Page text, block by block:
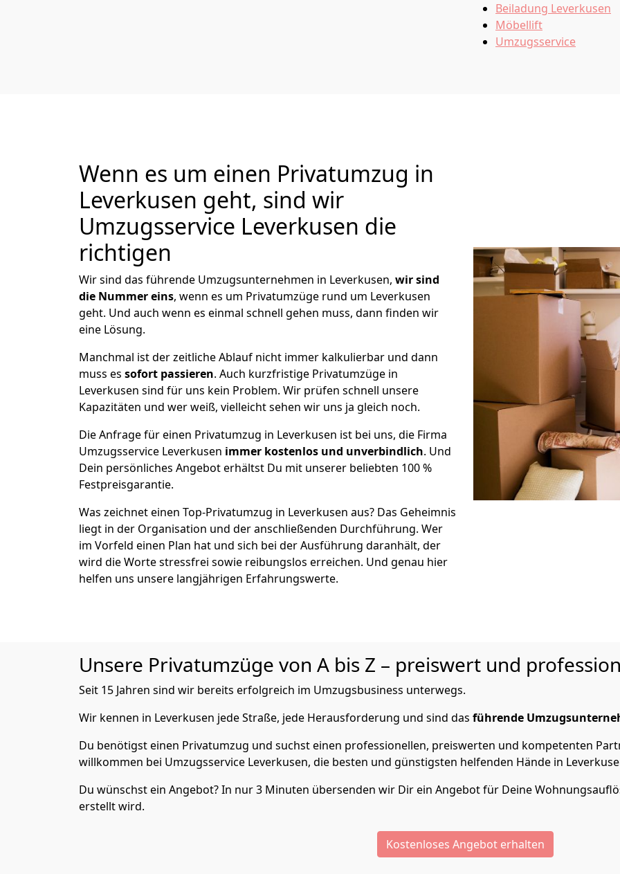
Beiladung Leverkusen
Möbellift
Umzugsservice
Wenn es um einen Privatumzug in
Leverkusen geht, sind wir
Umzugsservice Leverkusen die
richtigen
Wir sind das führende Umzugsunternehmen in Leverkusen, wir sind
die Nummer eins, wenn es um Privatumzüge rund um Leverkusen
geht. Und auch wenn es einmal schnell gehen muss, dann finden wir
eine Lösung.
Manchmal ist der zeitliche Ablauf nicht immer kalkulierbar und dann
muss es sofort passieren. Auch kurzfristige Privatumzüge in
Leverkusen sind für uns kein Problem. Wir prüfen schnell unsere
Kapazitäten und wer weiß, vielleicht sehen wir uns ja gleich noch.
Die Anfrage für einen Privatumzug in Leverkusen ist bei uns, die Firma
Umzugsservice Leverkusen immer kostenlos und unverbindlich. Und
Dein persönliches Angebot erhältst Du mit unserer beliebten 100 %
Festpreisgarantie.
Was zeichnet einen Top-Privatumzug in Leverkusen aus? Das Geheimnis
liegt in der Organisation und der anschließenden Durchführung. Wer
im Vorfeld einen Plan hat und sich bei der Ausführung daranhält, der
wird die Worte stressfrei sowie reibungslos erreichen. Und genau hier
helfen uns unsere langjährigen Erfahrungswerte.
Unsere Privatumzüge von A bis Z – preiswert und
Seit 15 Jahren sind wir bereits erfolgreich im Umzugsbusiness unterwegs.
Wir kennen in Leverkusen jede Straße, jede Herausforderung und sind das führende
Du benötigst einen Privatumzug und suchst einen professionellen, preiswerten und kompetenten
willkommen bei Umzugsservice Leverkusen, die besten und günstigsten helfenden Hände in
Du wünschst ein Angebot? In nur 3 Minuten übersenden wir Dir ein Angebot für Deine
erstellt wird.
Kostenloses Angebot erhalten